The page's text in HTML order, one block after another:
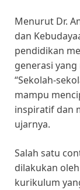
Menurut Dr.
dan
pendidikan
generasi
“Sekolah-
mampu
inspiratif dan
ujarnya.
Salah satu
dilakukan
kurikulum